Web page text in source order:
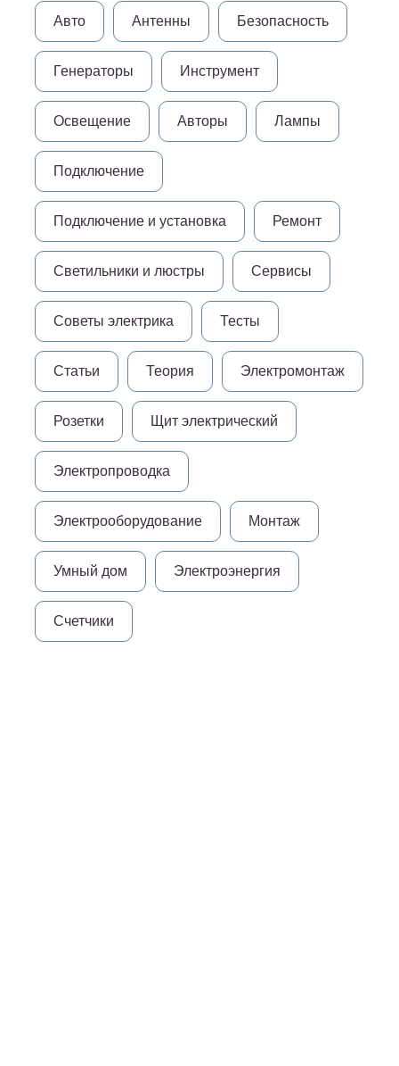
Авто Антенны Безопасность
Генераторы Инструмент
Освещение Авторы Лампы
Подключение
Подключение и установка Ремонт
Светильники и люстры Сервисы
Советы электрика Тесты
Статьи Теория Электромонтаж
Розетки Щит электрический
Электропроводка
Электрооборудование Монтаж
Умный дом Электроэнергия
Счетчики